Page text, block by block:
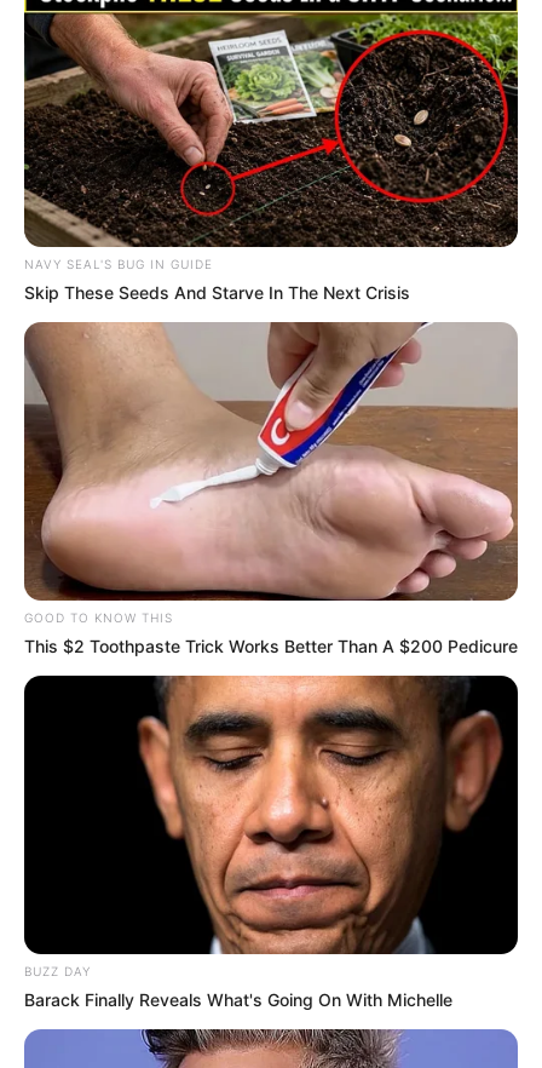
NAVY SEAL'S BUG IN GUIDE
Skip These Seeds And Starve In The Next Crisis
GOOD TO KNOW THIS
This $2 Toothpaste Trick Works Better Than A $200 Pedicure
BUZZ DAY
Barack Finally Reveals What's Going On With Michelle